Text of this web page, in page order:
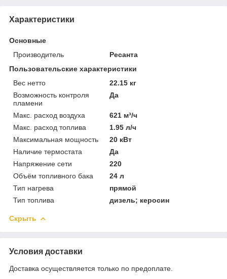
Характеристики
Основные
Производитель
Ресанта
Пользовательские характеристики
Вес нетто
22.15 кг
Возможность контроля
пламени
Да
Макс. расход воздуха
621 м³/ч
Макс. расход топлива
1.95 л/ч
Максимальная мощность
20 кВт
Наличие термостата
Да
Напряжение сети
220
Объём топливного бака
24 л
Тип нагрева
прямой
Тип топлива
дизель; керосин
Скрыть
Условия доставки
Доставка осуществляется только по предоплате.